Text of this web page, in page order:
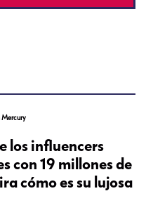
Mercury
los influencers
con 19 millones de
cómo es su lujosa